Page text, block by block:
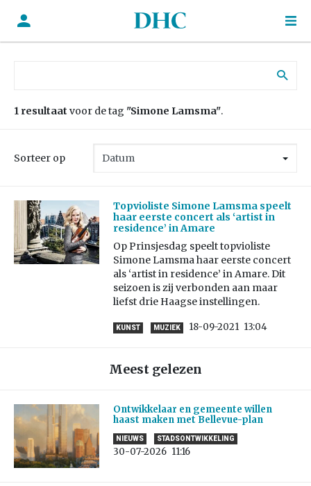
1 resultaat voor de tag "Simone Lamsma".
Sorteer op
Topvioliste Simone Lamsma speelt
haar eerste concert als ‘artist in
residence’ in Amare
Op Prinsjesdag speelt topvioliste
Simone Lamsma haar eerste concert
als ‘artist in residence’ in Amare. Dit
seizoen is zij verbonden aan maar
liefst drie Haagse instellingen.
KUNST MUZIEK 18-09-2021 13:04
Meest gelezen
Ontwikkelaar en gemeente willen
haast maken met Bellevue-plan
NIEUWS STADSONTWIKKELING
30-07-2026 11:16